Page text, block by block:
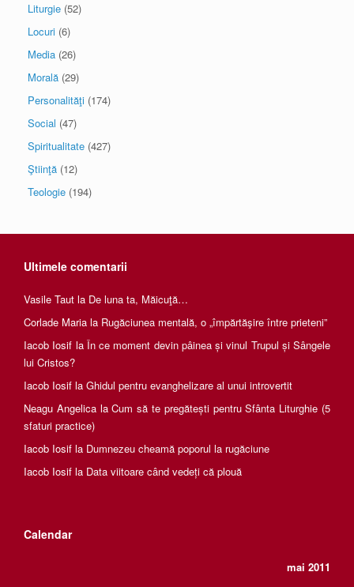
Liturgie (52)
Locuri (6)
Media (26)
Morală (29)
Personalităţi (174)
Social (47)
Spiritualitate (427)
Ştiinţă (12)
Teologie (194)
Ultimele comentarii
Vasile Taut la De luna ta, Măicuţă…
Corlade Maria la Rugăciunea mentală, o „împărtăşire între prieteni”
Iacob Iosif la În ce moment devin pâinea și vinul Trupul și Sângele
lui Cristos?
Iacob Iosif la Ghidul pentru evanghelizare al unui introvertit
Neagu AngelicalaCum să te pregătești pentru Sfânta Liturghie (5
sfaturi practice)
Iacob Iosif la Dumnezeu cheamă poporul la rugăciune
Iacob Iosif la Data viitoare când vedeți că plouă
Calendar
mai 2011